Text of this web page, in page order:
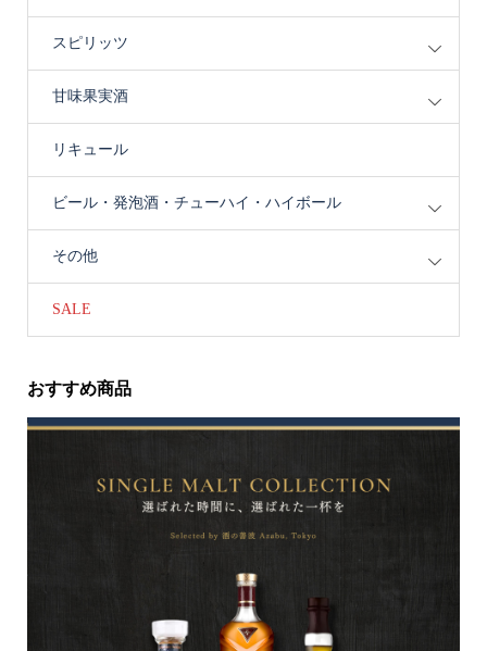
スピリッツ
甘味果実酒
リキュール
ビール・発泡酒・チューハイ・ハイボール
その他
SALE
おすすめ商品